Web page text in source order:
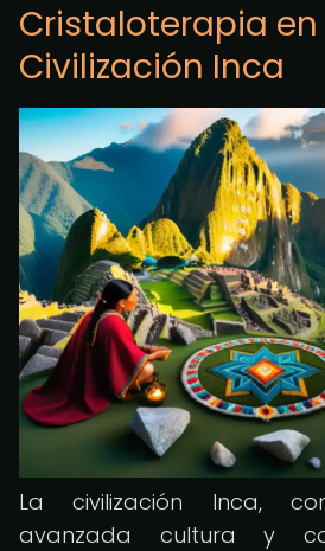
Cristaloterapia en
Civilización Inca
La civilización Inca,
avanzada cultura y